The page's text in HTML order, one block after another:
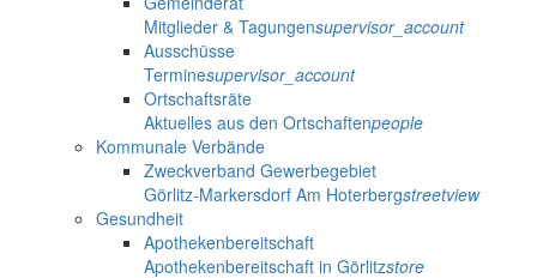
Mitglieder & Tagungensupervisor_account
Ausschüsse
Terminesupervisor_account
Ortschaftsräte
Aktuelles aus den Ortschaftenpeople
Kommunale Verbände
Zweckverband Gewerbegebiet
Görlitz-Markersdorf Am Hoterbergstreetview
Gesundheit
Apothekenbereitschaft
Apothekenbereitschaft in Görlitzstore